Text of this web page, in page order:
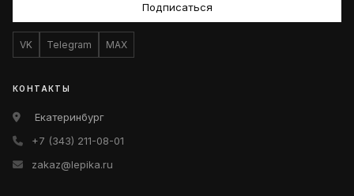
Подписаться
VK Telegram MAX
КОНТАКТЫ
Екатеринбург
+7 (343) 211-08-01
zakaz@lepika.ru